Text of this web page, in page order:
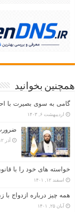
همچنین بخوانید
گامی به سوی بصیرت با
اردیبهشت ۶, ۱۴۰۳
آذر ۱۲, ۱۴۰۱
خواسته های خود را با
اسفند ۱۲, ۱۴۰۱
همه چیز درباره ازدواج با
آبان ۲۵, ۱۴۰۱